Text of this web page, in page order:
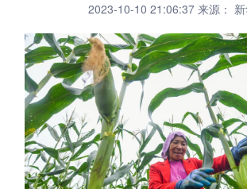
财经 网评
台湾 思客智库 全球连线
科技 科创 量子
文化 书画 健康
访谈 视频 图片
法律 中央文件 金融
2023-10-10 21:06:37 来源：